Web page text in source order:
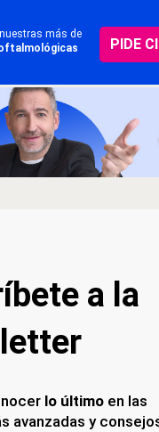
más de
PIDE
a la
lo últimoen las
avanzadas y